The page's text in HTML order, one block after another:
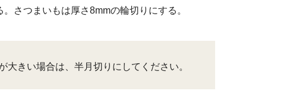
さつまいもは厚さ8mmの輪切りにする。
大きい場合は、半月切りにしてください。